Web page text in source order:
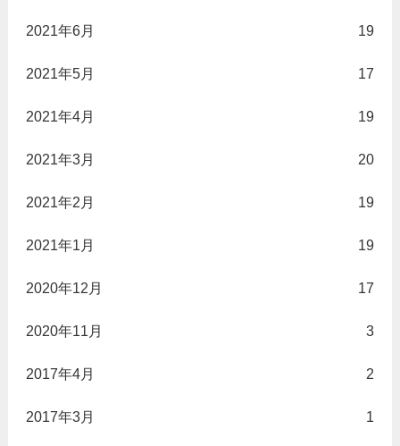
2021年6月 19
2021年5月 17
2021年4月 19
2021年3月 20
2021年2月 19
2021年1月 19
2020年12月 17
2020年11月 3
2017年4月 2
2017年3月 1